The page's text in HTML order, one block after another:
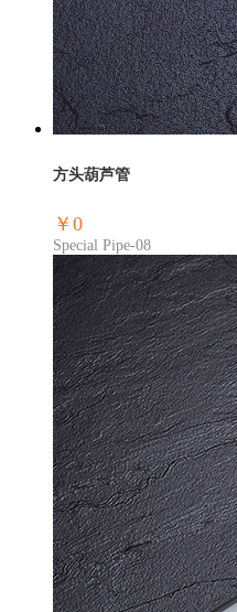
方头葫芦管
￥0
Special Pipe-08